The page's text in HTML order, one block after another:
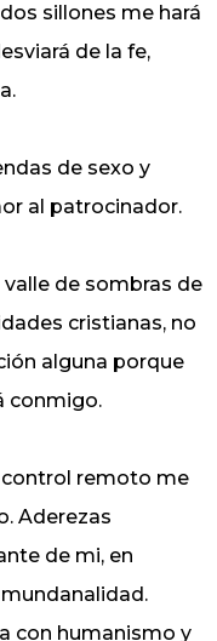
sillones me hará
de la fe,
de sexo y
al patrocinador.
de sombras de
cristianas, no
alguna porque
conmigo.
control remoto me
Aderezas
de mi, en
con humanismo y